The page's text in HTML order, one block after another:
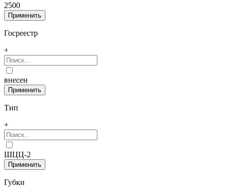
2500
Госреестр
+
внесен
Тип
+
ШЦЦ-2
Губки